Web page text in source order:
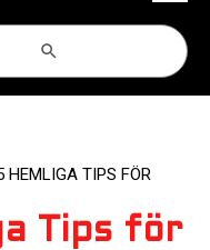
HEMLIGA TIPS FÖR
Tips för